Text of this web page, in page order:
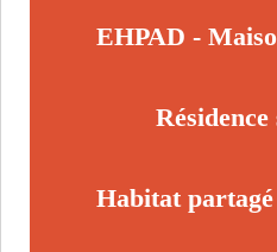
EHPAD -
Résidence
Habitat